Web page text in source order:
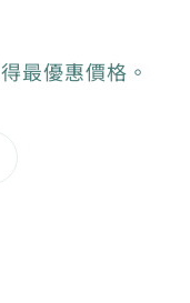
最優惠價格。